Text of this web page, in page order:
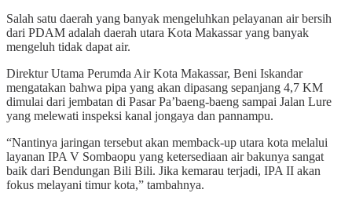
Salah satu daerah yang banyak mengeluhkan pelayanan air bersih
dari PDAM adalah daerah utara Kota Makassar yang banyak
mengeluh tidak dapat air.
Direktur Utama Perumda Air Kota Makassar, Beni Iskandar
mengatakan bahwa pipa yang akan dipasang sepanjang 4,7 KM
dimulai dari jembatan di Pasar Pa’baeng-baeng sampai Jalan Lure
yang melewati inspeksi kanal jongaya dan pannampu.
“Nantinya jaringan tersebut akan memback-up utara kota melalui
layanan IPA V Sombaopu yang ketersediaan air bakunya sangat
baik dari Bendungan Bili Bili. Jika kemarau terjadi, IPA II akan
fokus melayani timur kota,” tambahnya.